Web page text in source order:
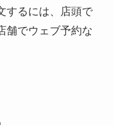
するには、店頭で
舗でウェブ予約な